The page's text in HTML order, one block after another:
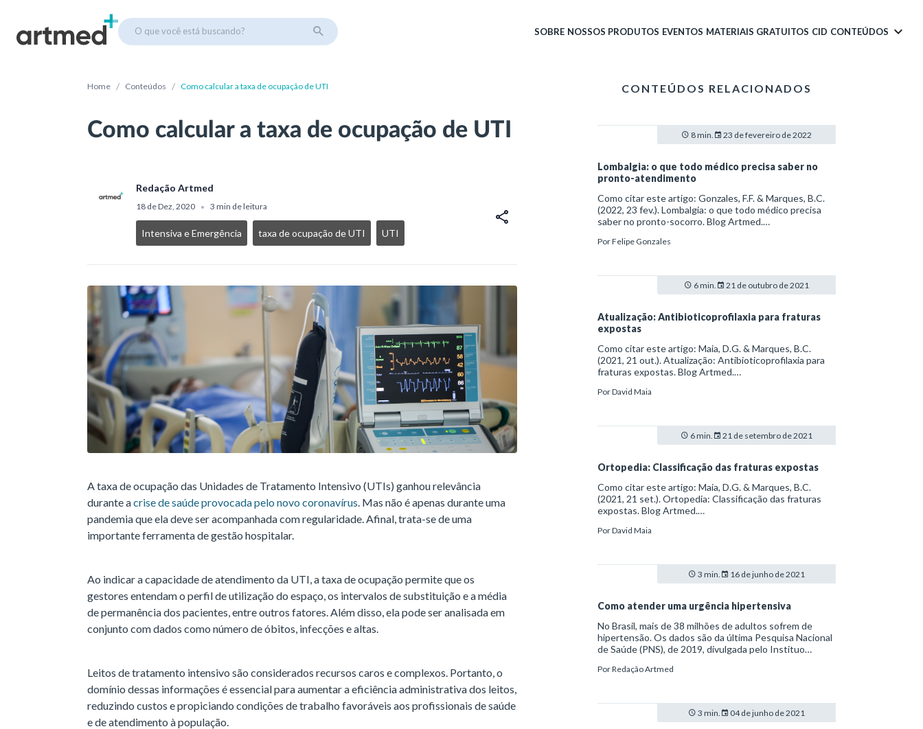
O que você está buscando? SOBRE NOSSOS PRODUTOS EVENTOS MATERIAIS GRATUITOS CID CONTEÚDOS
Home / Conteúdos / Como calcular a taxa de ocupação de UTI
Como calcular a taxa de ocupação de UTI
Redação Artmed
18 de Dez, 2020 • 3 min de leitura
Intensiva e Emergência taxa de ocupação de UTI UTI
A taxa de ocupação das Unidades de Tratamento Intensivo (UTIs) ganhou relevância
durante acrise de saúde provocada pelo novo coronavírus. Mas não é apenas durante uma
pandemia que ela deve ser acompanhada com regularidade. Afinal, trata-se de uma
importante ferramenta de gestão hospitalar.
Ao indicar a capacidade de atendimento da UTI, a taxa de ocupação permite que os
gestores entendam o perfil de utilização do espaço, os intervalos de substituição e a média
de permanência dos pacientes, entre outros fatores. Além disso, ela pode ser analisada em
conjunto com dados como número de óbitos, infecções e altas.
Leitos de tratamento intensivo são considerados recursos caros e complexos. Portanto, o
domínio dessas informações é essencial para aumentar a eficiência administrativa dos leitos,
reduzindo custos e propiciando condições de trabalho favoráveis aos profissionais de saúde
e de atendimento à população.
CONTEÚDOS RELACIONADOS
8 min. 23 de fevereiro de 2022
Lombalgia: o que todo médico precisa saber no
pronto-atendimento
Como citar este artigo: Gonzales, F.F. & Marques, B.C.
(2022, 23 fev.). Lombalgia: o que todo médico precisa
saber no pronto-socorro. Blog Artmed.
medico-precisa-saber-no-pronto-atendimento
PorFelipe Gonzales
6 min. 21 de outubro de 2021
Atualização: Antibioticoprofilaxia para fraturas
expostas
Como citar este artigo: Maia, D.G. & Marques, B.C.
(2021, 21 out.). Atualização: Antibioticoprofilaxia para
fraturas expostas. Blog Artmed.
antibioticoprofilaxia-para-fraturas-expostas
PorDavid Maia
6 min. 21 de setembro de 2021
Ortopedia: Classificação das fraturas expostas
Como citar este artigo: Maia, D.G. & Marques, B.C.
(2021, 21 set.). Ortopedia: Classificação das fraturas
expostas. Blog Artmed.
das-fraturas-expostas
PorDavid Maia
3 min. 16 de junho de 2021
Como atender uma urgência hipertensiva
No Brasil, mais de 38 milhões de adultos sofrem de
hipertensão. Os dados são da última Pesquisa Nacional
de Saúde (PNS), de 2019, divulgada pelo Instituo
revela, ainda, um aumento preocupante de casos de
PorRedação Artmed
3 min. 04 de junho de 2021